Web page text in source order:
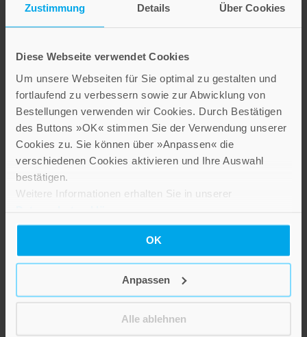
Zustimmung Details Über Cookies
Diese Webseite verwendet Cookies
Um unsere Webseiten für Sie optimal zu gestalten und
fortlaufend zu verbessern sowie zur Abwicklung von
Bestellungen verwenden wir Cookies. Durch Bestätigen
des Buttons »OK« stimmen Sie der Verwendung unserer
Cookies zu. Sie können über »Anpassen« die
verschiedenen Cookies aktivieren und Ihre Auswahl
bestätigen.
Weitere Informationen erhalten Sie in unserer
OK
Anpassen
Alle ablehnen
Presseinformation drucken
Zusätzliche Informationen und Medien
GESAMTAUSGABE
In der »Gesamtausgabe – Katholische Dogmatik«
für nur € 86,– statt € 98,–
2638-8